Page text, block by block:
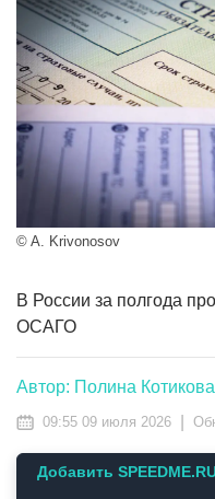
© A. Krivonosov
В России за полгода
ОСАГО
Автор: Полина Котикова
09:55 09 июля 2026
Добавить